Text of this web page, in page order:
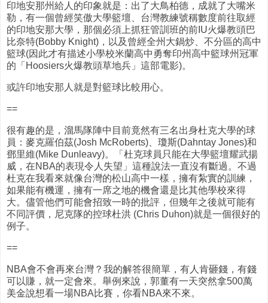
印地安那州給人的印象就是：出了大鳥柏德，成就了大嘴米
勒，有一個曾經笑傲大學籃壇、台灣教練號稱數度前往取經
的印地安那大學，那個必須上抓狂管訓班的前IU火爆教頭巴
比奈特(Bobby Knight)，以及曾經全州大鍋炒、不分區的高中
籃球(因此才有描述小學校米蘭高中勇奪印州高中籃球州冠軍
的「Hoosiers火爆教頭草地兵」這部電影)。
或許印地安那人就是對籃球比較用心。
==
很有趣的是，溜馬隊陣中目前竟然有三名出身杜克大學的球
員：麥克羅伯茲(Josh McRoberts)、瓊斯(Dahntay Jones)和
鄧里維(Mike Dunleavy)。「杜克球員只能在大學籃壇耀武揚
威，在NBA的表現令人失望」這種說法一直沒有斷過。不過
杜克在我看來就像台灣的松山高中一樣，擁有紮實的訓練，
如果能有機運，擁有一席之地的機會還是比其他學校來得
大。儘管他們可能會招致一時的批評，但幾年之後就可能有
不同評價，尼克隊的控球杜洪 (Chris Duhon)就是一個很好的
例子。
==
NBA會不會再來台灣？我的解答很簡單，有人肯砸錢，有錢
可以賺，就一定會來。舉例來說，郭董有一天突然拿500萬
美金說想看一場NBA比賽，你看NBA來不來。